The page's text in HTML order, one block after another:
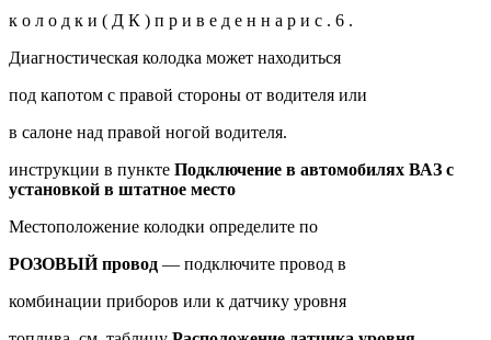
к о л о д к и ( Д К ) п р и в е д е н н а р и с . 6 .
Диагностическая колодка может находиться
под капотом с правой стороны от водителя или
в салоне над правой ногой водителя.
инструкции в пункте Подключение в автомобилях ВАЗ с
установкой в штатное место
Местоположение колодки определите по
РОЗОВЫЙ провод — подключите провод в
комбинации приборов или к датчику уровня